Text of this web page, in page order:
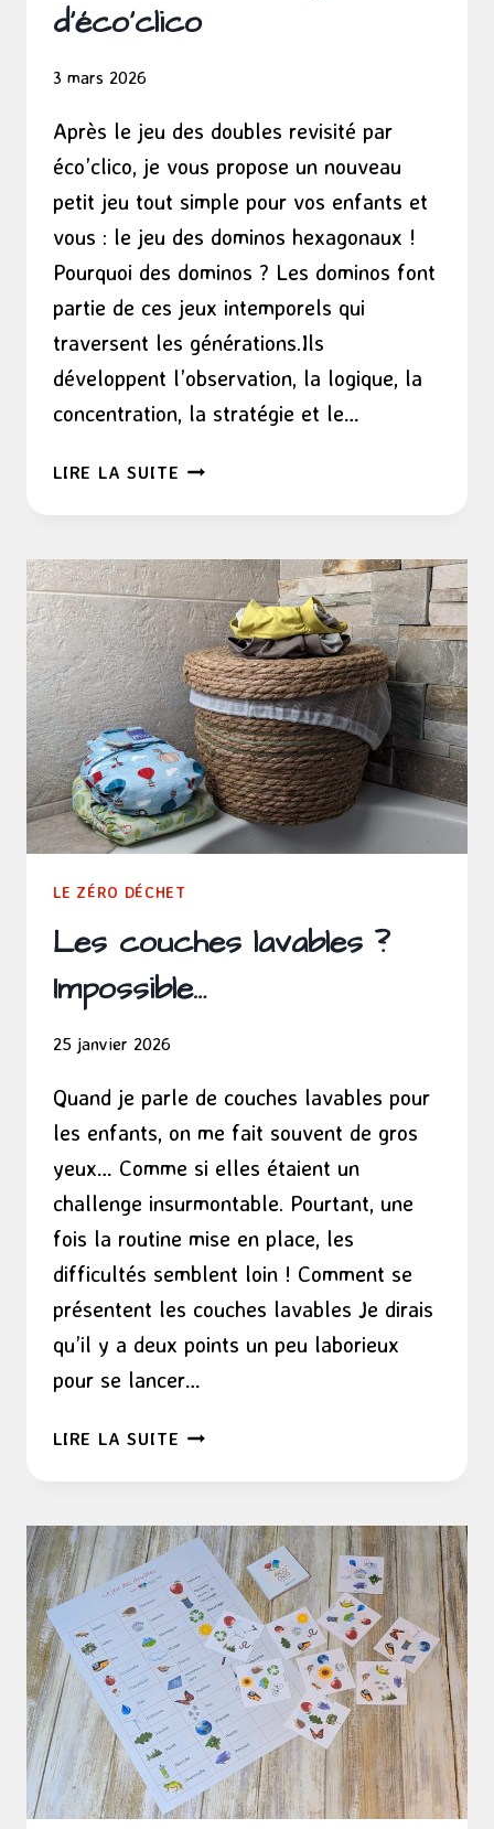
d’éco’clico
3 mars 2026
Après le jeu des doubles revisité par
éco’clico, je vous propose un nouveau
petit jeu tout simple pour vos enfants et
vous : le jeu des dominos hexagonaux !
Pourquoi des dominos ? Les dominos font
partie de ces jeux intemporels qui
traversent les générations.Ils
développent l’observation, la logique, la
concentration, la stratégie et le…
LIRE LA SUITE LES
HEXAGONAUX
LE ZÉRO DÉCHET
Les couches lavables ?
Impossible…
25 janvier 2026
Quand je parle de couches lavables pour
les enfants, on me fait souvent de gros
yeux… Comme si elles étaient un
challenge insurmontable. Pourtant, une
fois la routine mise en place, les
difficultés semblent loin ! Comment se
présentent les couches lavables Je dirais
qu’il y a deux points un peu laborieux
pour se lancer…
LIRE LA SUITE LES
LAVABLES
IMPOSSIBLE…